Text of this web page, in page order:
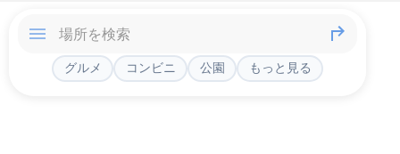
グルメ コンビニ 公園 もっと見る